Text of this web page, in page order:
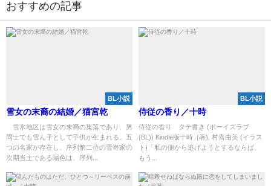
おすすめの記事
BL小説
雪女の末裔の結婚／猫宮乾
雪氷地区は雪女の末裔の集落であり、男
同士でも雪ん子として子供が生まれる。五
つの名家が存在し、序列第二位の雪嵜家の
次期当主である陽色は、序列...
BL小説
侍従の香り／十時
侍従の香り タテ書き (ボーイズラブ
(BL)) Kindle版十時 (著), 村喜由美 (イラス
ト)「私の側から逃げようとするならば、
もう...